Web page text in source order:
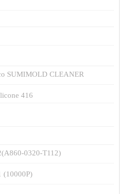
SUMIMOLD CLEANER
416
0320-T112)
(10000P)